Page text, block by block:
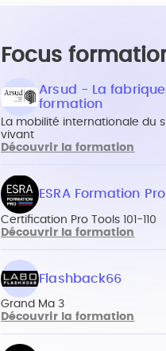
Focus
Arsud - La
formation
La mobilité internationale du
vivant
Découvrir la formation
ESRA Formation Pro
Certification Pro Tools 101-110
Découvrir la formation
Flashback66
Grand Ma 3
Découvrir la formation